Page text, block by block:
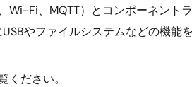
Wi-Fi、MQTT）とコンポーネント
やファイルシステムなどの機能
ださい。